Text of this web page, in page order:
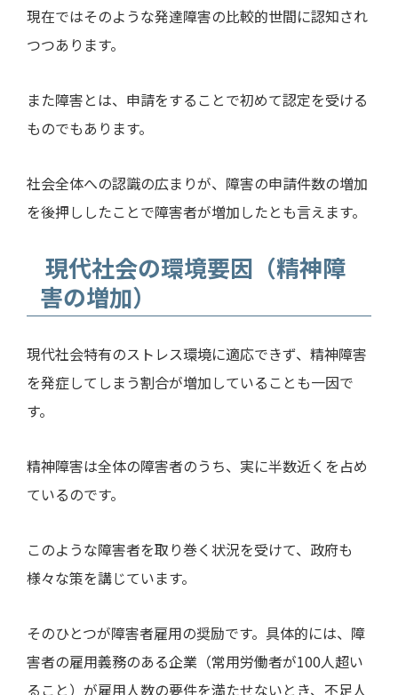
現在ではそのような発達障害の比較的世間に認知され
つつあります。
また障害とは、申請をすることで初めて認定を受ける
ものでもあります。
社会全体への認識の広まりが、障害の申請件数の増加
を後押ししたことで障害者が増加したとも言えます。
現代社会の環境要因（精神障
害の増加）
現代社会特有のストレス環境に適応できず、精神障害
を発症してしまう割合が増加していることも一因で
す。
精神障害は全体の障害者のうち、実に半数近くを占め
ているのです。
このような障害者を取り巻く状況を受けて、政府も
様々な策を講じています。
そのひとつが障害者雇用の奨励です。具体的には、障
害者の雇用義務のある企業（常用労働者が100人超い
ること）が雇用人数の要件を満たせないとき、不足人